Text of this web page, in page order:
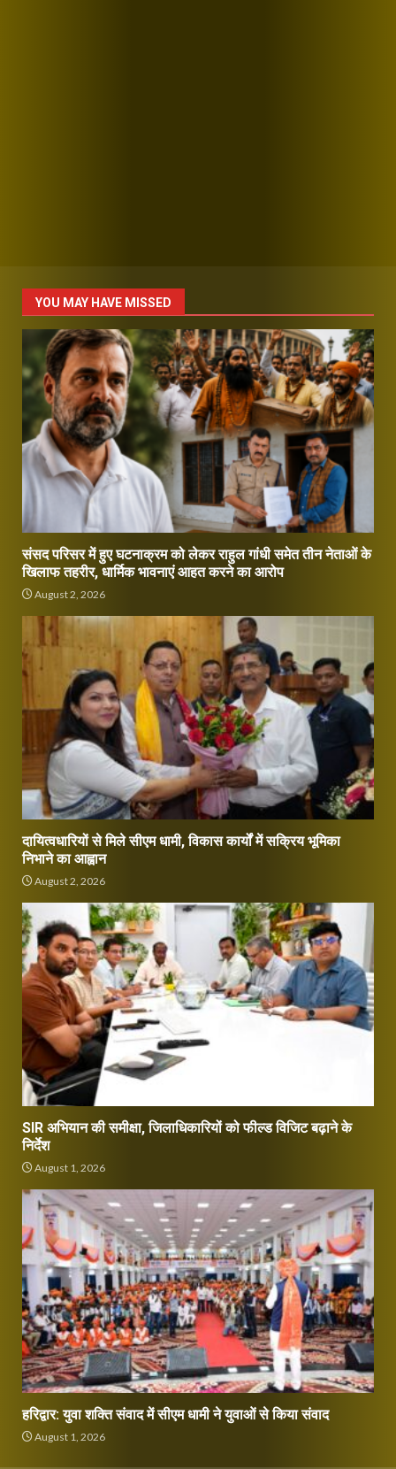
YOU MAY HAVE MISSED
संसद परिसर में हुए घटनाक्रम को लेकर राहुल गांधी समेत तीन नेताओं के
खिलाफ तहरीर, धार्मिक भावनाएं आहत करने का आरोप
August 2, 2026
दायित्वधारियों से मिले सीएम धामी, विकास कार्यों में सक्रिय भूमिका
निभाने का आह्वान
August 2, 2026
SIR अभियान की समीक्षा, जिलाधिकारियों को फील्ड विजिट बढ़ाने के
निर्देश
August 1, 2026
हरिद्वार: युवा शक्ति संवाद में सीएम धामी ने युवाओं से किया संवाद
August 1, 2026